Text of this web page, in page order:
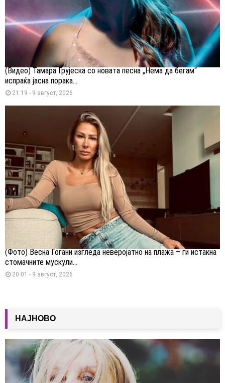
(Видео) Тамара Грујеска со новата песна „Нема да бегам“
испраќа јасна порака...
21:19 - 9 август, 2026
(Фото) Весна Ѓогани изгледа неверојатно на плажа – ги истакна
стомачните мускули...
20:01 - 9 август, 2026
НАЈНОВО